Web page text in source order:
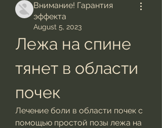
Внимание! Гарантия
эффекта
August 5, 2023
Лежа на спине
тянет в области
почек
Лечение боли в области почек с
помощью простой позы лежа на